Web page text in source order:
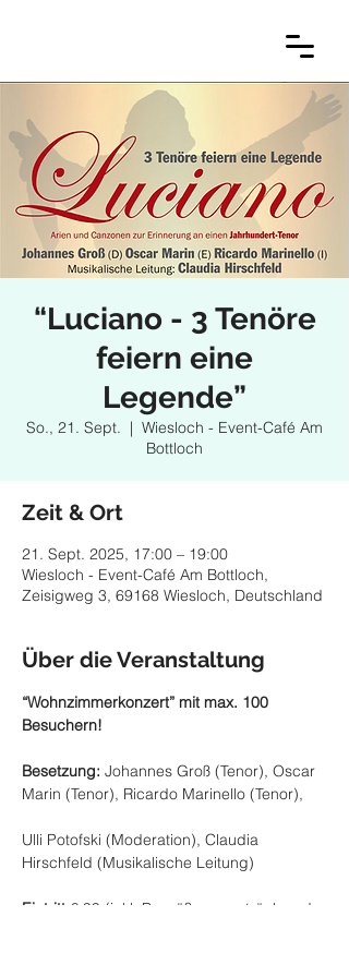
“Luciano - 3 Tenöre
feiern eine
Legende”
So., 21. Sept.
  |
Wiesloch - Event-Café Am
Bottloch
Zeit & Ort
21. Sept. 2025, 17:00 – 19:00
Wiesloch - Event-Café Am Bottloch,
Zeisigweg 3, 69168 Wiesloch, Deutschland
Über die Veranstaltung
“Wohnzimmerkonzert” mit max. 100
Besuchern!
Besetzung: Johannes Groß (Tenor), Oscar
Marin (Tenor), Ricardo Marinello (Tenor),
Ulli Potofski (Moderation), Claudia
Hirschfeld (Musikalische Leitung)
Eintritt € 99 (inkl. Begrüßungsgetränk und